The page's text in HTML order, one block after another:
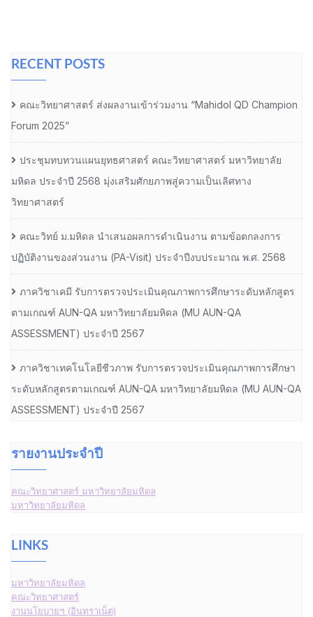
RECENT POSTS
คณะวิทยาศาสตร์ ส่งผลงานเข้าร่วมงาน “Mahidol QD Champion
Forum 2025”
ประชุมทบทวนแผนยุทธศาสตร์ คณะวิทยาศาสตร์ มหาวิทยาลัย
มหิดล ประจำปี 2568 มุ่งเสริมศักยภาพสู่ความเป็นเลิศทาง
วิทยาศาสตร์
คณะวิทย์ ม.มหิดล นำเสนอผลการดำเนินงาน ตามข้อตกลงการ
ปฏิบัติงานของส่วนงาน (PA-Visit) ประจำปีงบประมาณ พ.ศ. 2568
ภาควิชาเคมี รับการตรวจประเมินคุณภาพการศึกษาระดับหลักสูตร
ตามเกณฑ์ AUN-QA มหาวิทยาลัยมหิดล (MU AUN-QA
ASSESSMENT) ประจำปี 2567
ภาควิชาเทคโนโลยีชีวภาพ รับการตรวจประเมินคุณภาพการศึกษา
ระดับหลักสูตรตามเกณฑ์ AUN-QA มหาวิทยาลัยมหิดล (MU AUN-QA
ASSESSMENT) ประจำปี 2567
รายงานประจำปี
คณะวิทยาศาสตร์ มหาวิทยาลัยมหิดล
มหาวิทยาลัยมหิดล
LINKS
มหาวิทยาลัยมหิดล
คณะวิทยาศาสตร์
งานนโยบายฯ (อินทราเน็ต)